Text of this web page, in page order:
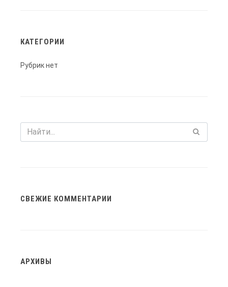
КАТЕГОРИИ
Рубрик нет
СВЕЖИЕ КОММЕНТАРИИ
АРХИВЫ